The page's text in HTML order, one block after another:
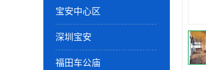
宝安中心区
深圳宝安
福田车公庙